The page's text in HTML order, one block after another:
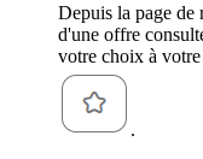
Depuis la page de
d'une offre
votre choix à
.